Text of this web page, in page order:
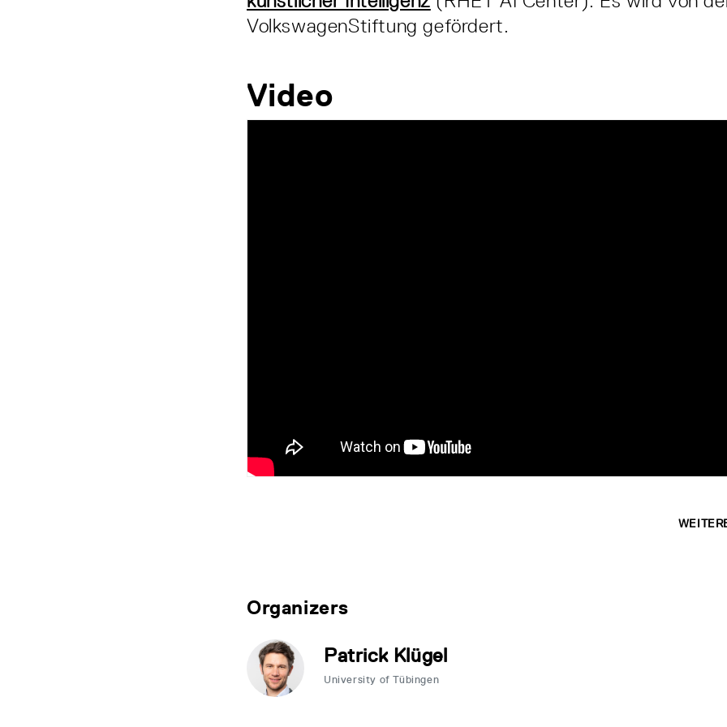
VolkswagenStiftung gefördert.
Video
Organizers
Patrick Klügel
University of Tübingen